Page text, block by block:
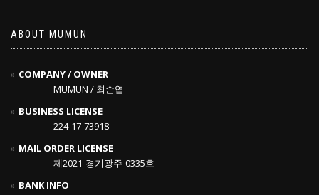
ABOUT MUMUN
COMPANY / OWNER
MUMUN / 최순엽
BUSINESS LICENSE
224-17-73918
MAIL ORDER LICENSE
제2021-경기광주-0335호
BANK INFO